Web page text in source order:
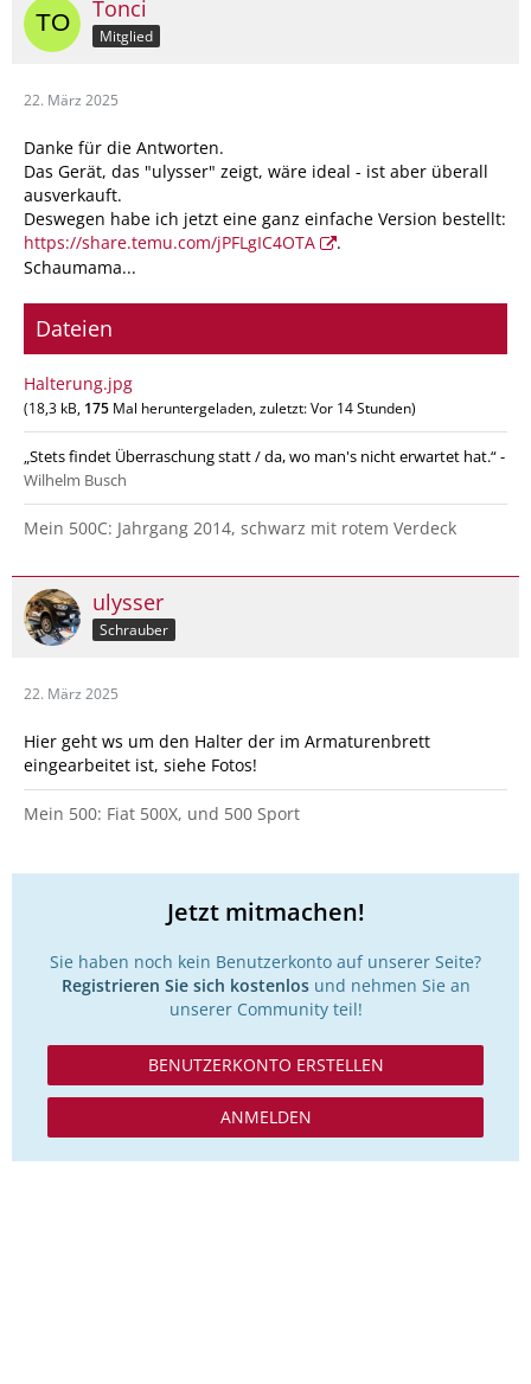
Tonci
Mitglied
22. März 2025
Danke für die Antworten.
Das Gerät, das "ulysser" zeigt, wäre ideal - ist aber überall
ausverkauft.
Deswegen habe ich jetzt eine ganz einfache Version bestellt:
https://share.temu.com/jPFLgIC4OTA
.
Schaumama...
Dateien
Halterung.jpg
(18,3 kB, 175 Mal heruntergeladen, zuletzt:Vor 14 Stunden)
„Stets findet Überraschung statt / da, wo man's nicht erwartet hat.“ -
Wilhelm Busch
Mein 500C: Jahrgang 2014, schwarz mit rotem Verdeck
ulysser
Schrauber
22. März 2025
Hier geht ws um den Halter der im Armaturenbrett
eingearbeitet ist, siehe Fotos!
Mein 500: Fiat 500X, und 500 Sport
Jetzt mitmachen!
Sie haben noch kein Benutzerkonto auf unserer Seite?
Registrieren Sie sich kostenlosund nehmen Sie an
unserer Community teil!
BENUTZERKONTO ERSTELLEN
ANMELDEN